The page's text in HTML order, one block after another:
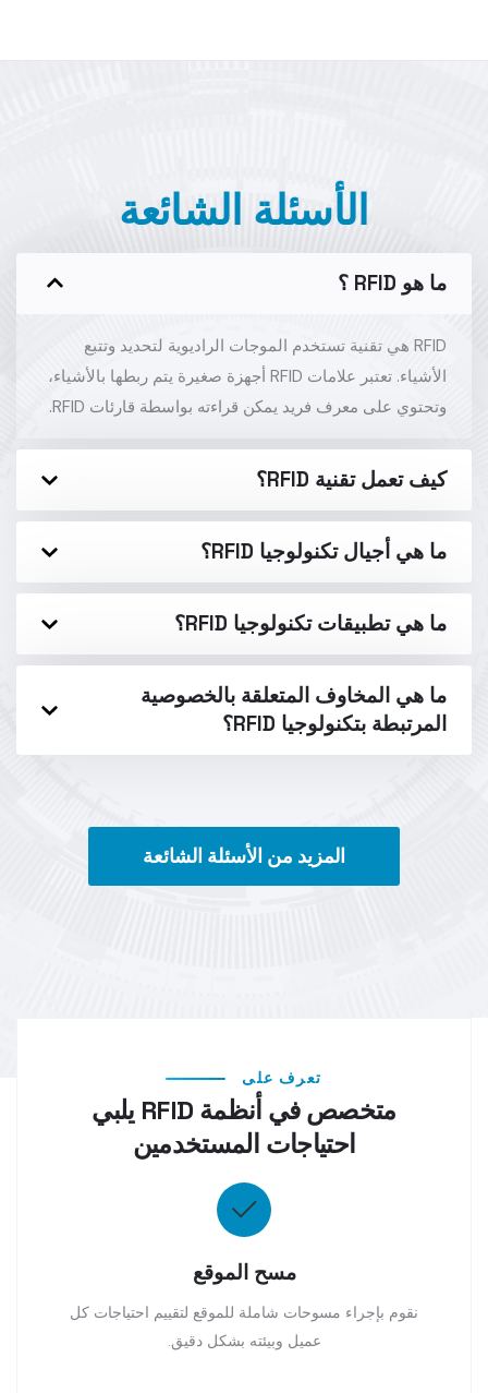
الأسئلة الشائعة
ما هو RFID ؟
RFID هي تقنية تستخدم الموجات الراديوية لتحديد وتتبع
الأشياء. تعتبر علامات RFID أجهزة صغيرة يتم ربطها بالأشياء،
وتحتوي على معرف فريد يمكن قراءته بواسطة قارئات RFID.
كيف تعمل تقنية RFID؟
ما هي أجيال تكنولوجيا RFID؟
ما هي تطبيقات تكنولوجيا RFID؟
ما هي المخاوف المتعلقة بالخصوصية
المرتبطة بتكنولوجيا RFID؟
المزيد من الأسئلة الشائعة
تعرف على
متخصص في أنظمة RFID يلبي
احتياجات المستخدمين
مسح الموقع
نقوم بإجراء مسوحات شاملة للموقع لتقييم احتياجات كل
عميل وبيئته بشكل دقيق.